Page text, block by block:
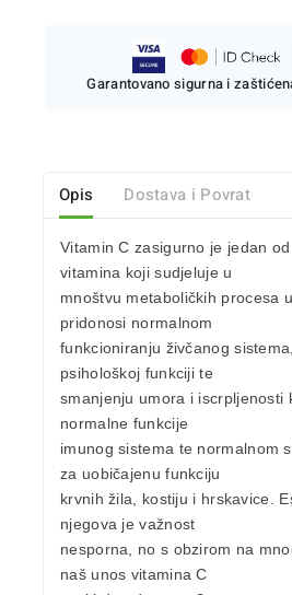
Garantovano sigurna i
Opis Dostava i Povrat
Vitamin C zasigurno je jedan
vitamina koji sudjeluje u
mnoštvu metaboličkih procesa
pridonosi normalnom
funkcioniranju živčanog sistema
psihološkoj funkciji te
smanjenju umora i iscrpljenosti
normalne funkcije
imunog sistema te normalnom
za uobičajenu funkciju
krvnih žila, kostiju i hrskavice.
njegova je važnost
nesporna, no s obzirom na
naš unos vitamina C